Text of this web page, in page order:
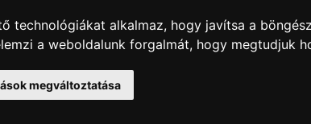
technológiákat alkalmaz, hogy javítsa a
a weboldalunk forgalmát, hogy megtudjuk
megváltoztatása